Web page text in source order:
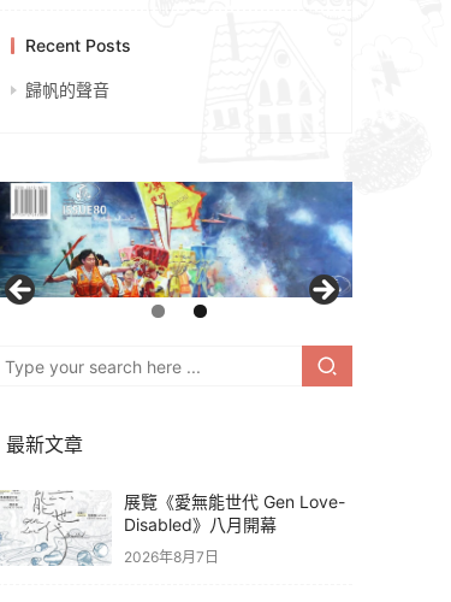
Recent Posts
歸帆的聲音
最新文章
展覽《愛無能世代 Gen Love-
Disabled》八月開幕
2026年8月7日